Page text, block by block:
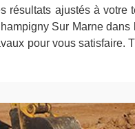
résultats ajustés à votre
Sur Marne dans
pour vous satisfaire.